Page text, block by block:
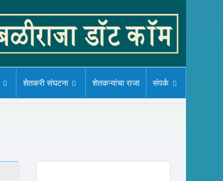
शेतकरी संघटना शेतकऱ्यांचा राजा संपर्क